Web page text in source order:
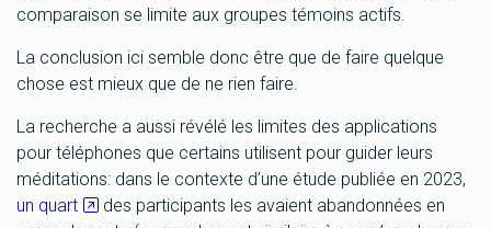
comparaison se limite aux groupes témoins actifs.
La conclusion ici semble donc être que de faire quelque
chose est mieux que de ne rien faire.
La recherche a aussi révélé les limites des applications
pour téléphones que certains utilisent pour guider leurs
méditations: dans le contexte d’une étude publiée en 2023,
un quart
des participants les avaient abandonnées en